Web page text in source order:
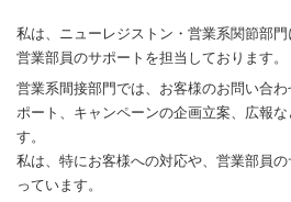
私は、ニューレジストン・営業系関節部
営業部員のサポートを担当しております。
営業系間接部門では、お客様のお問い合
ポート、キャンペーンの企画立案、広報
す。
私は、特にお客様への対応や、営業部員
っています。